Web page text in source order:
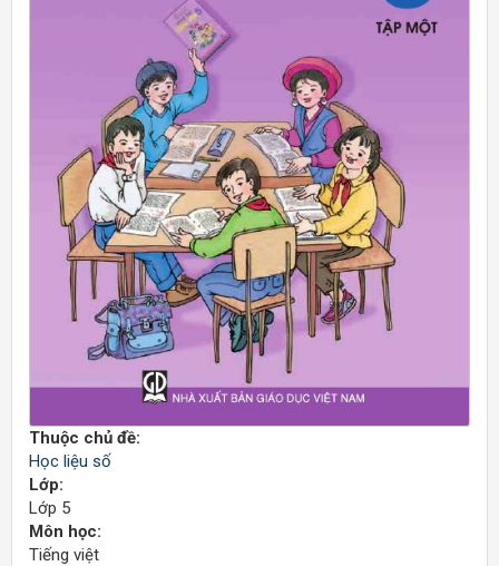
Thuộc chủ đề:
Học liệu số
Lớp:
Lớp 5
Môn học:
Tiếng việt